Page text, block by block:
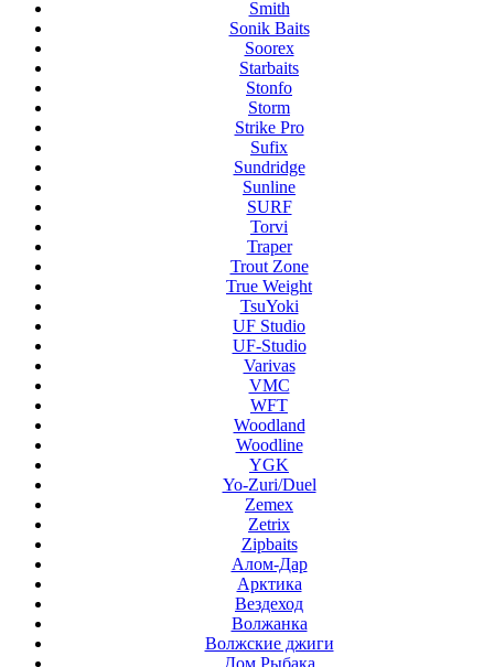
Smith
Sonik Baits
Soorex
Starbaits
Stonfo
Storm
Strike Pro
Sufix
Sundridge
Sunline
SURF
Torvi
Traper
Trout Zone
True Weight
TsuYoki
UF Studio
UF-Studio
Varivas
VMC
WFT
Woodland
Woodline
YGK
Yo-Zuri/Duel
Zemex
Zetrix
Zipbaits
Алом-Дар
Арктика
Вездеход
Волжанка
Волжские джиги